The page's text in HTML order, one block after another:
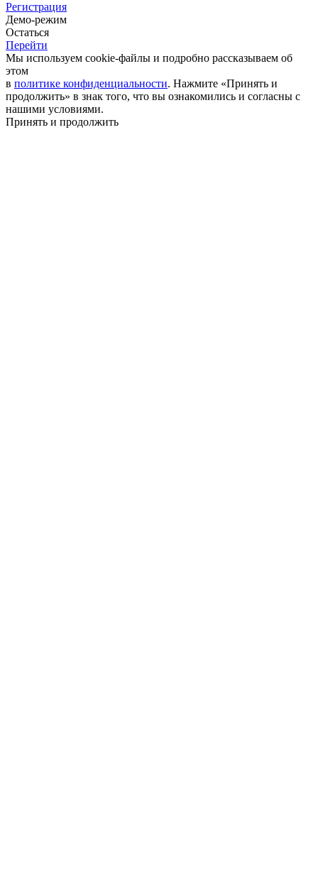
Регистрация
Демо-режим
Остаться
Перейти
Мы используем cookie-файлы и подробно рассказываем об
этом
в политике конфиденциальности. Нажмите «Принять и
продолжить» в знак того, что вы ознакомились и согласны с
нашими условиями.
Принять и продолжить